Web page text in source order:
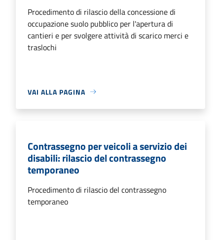
Procedimento di rilascio della concessione di
occupazione suolo pubblico per l'apertura di
cantieri e per svolgere attività di scarico merci e
traslochi
VAI ALLA PAGINA
Contrassegno per veicoli a servizio dei
disabili: rilascio del contrassegno
temporaneo
Procedimento di rilascio del contrassegno
temporaneo